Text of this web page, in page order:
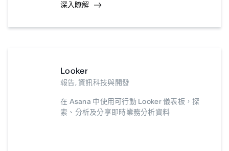
深入瞭解
Looker
報告, 資訊科技與開發
在 Asana 中使用可行動 Looker 儀表板，探
索、分析及分享即時業務分析資料